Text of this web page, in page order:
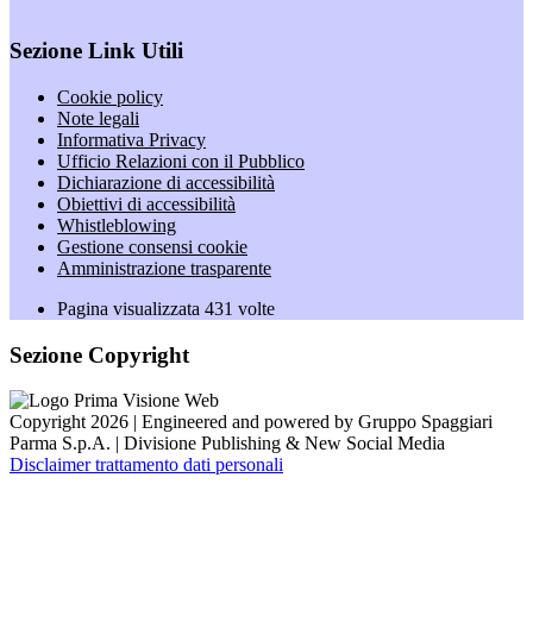
Sezione Link Utili
Cookie policy
Note legali
Informativa Privacy
Ufficio Relazioni con il Pubblico
Dichiarazione di accessibilità
Obiettivi di accessibilità
Whistleblowing
Gestione consensi cookie
Amministrazione trasparente
Pagina visualizzata 431 volte
Sezione Copyright
Copyright 2026 | Engineered and powered by Gruppo Spaggiari
Parma S.p.A. | Divisione Publishing & New Social Media
Disclaimer trattamento dati personali